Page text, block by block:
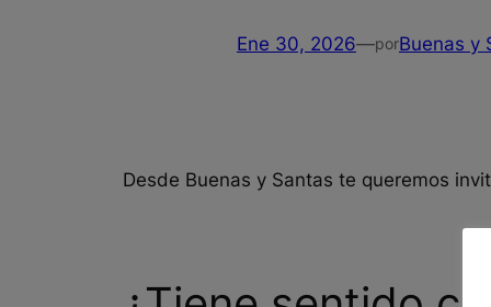
Ene 30, 2026—porBuenas y
Desde Buenas y Santas te queremos